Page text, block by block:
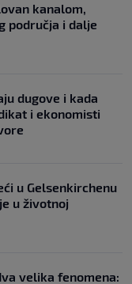
kanalom,
područja i dalje
dugove i kada
i ekonomisti
u Gelsenkirchenu
u životnoj
velika fenomena: